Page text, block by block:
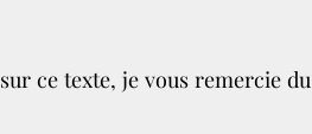
ce texte, je vous remercie du